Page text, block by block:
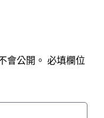
會公開。 必填欄位